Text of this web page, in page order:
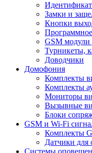
Замки и
Кнопки
GSM
Турникеты,
Доводчики
Домофония
Комплекты
Комплекты
Мониторы
Вызывные
Блоки
GSM и Wi-Fi
Комплекты
Датчики для
Системы